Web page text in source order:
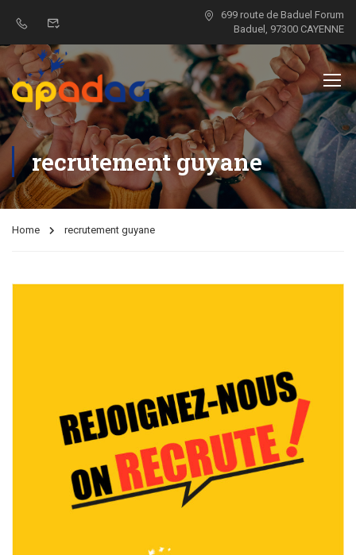
699 route de Baduel Forum
Baduel, 97300 CAYENNE
recrutement guyane
Home recrutement guyane